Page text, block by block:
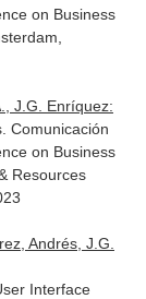
on Business
J.G. Enríquez:
Comunicación
on Business
Resources
Andrés, J.G.
Interface